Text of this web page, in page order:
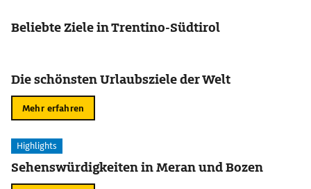
Beliebte Ziele in Trentino-Südtirol
Die schönsten Urlaubsziele der Welt
Mehr erfahren
Highlights
Sehenswürdigkeiten in Meran und Bozen